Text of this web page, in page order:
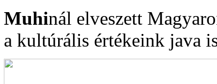
Muhinál elveszett
a kultúrális értékeink java